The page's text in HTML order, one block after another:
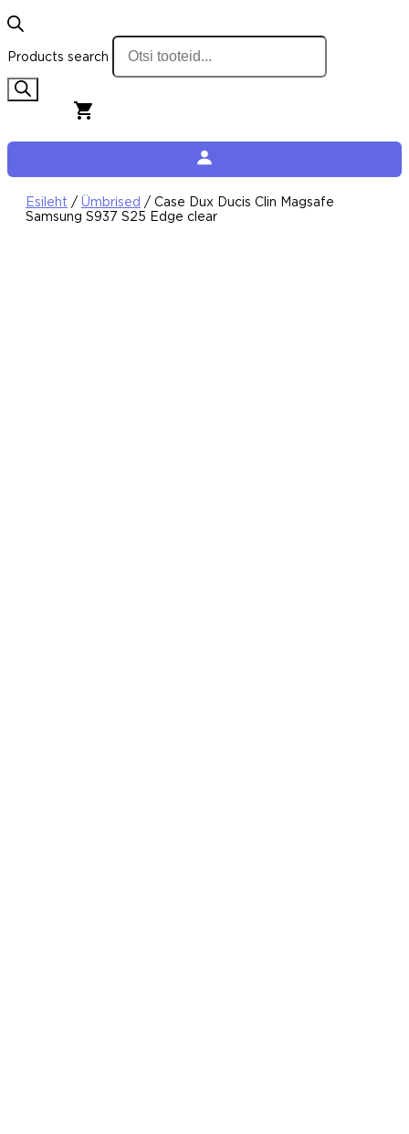
Products search
Esileht / Ümbrised / Case Dux Ducis Clin Magsafe
Samsung S937 S25 Edge clear